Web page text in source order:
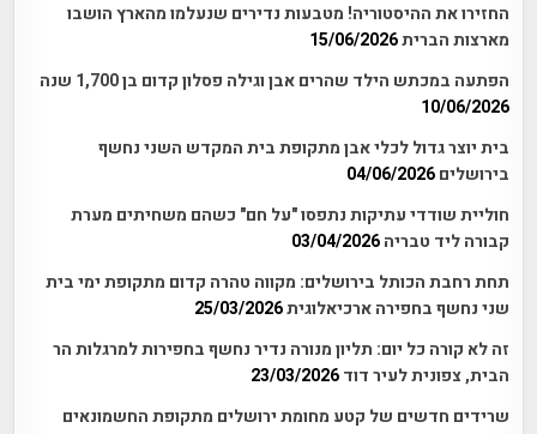
החזירו את ההיסטוריה! מטבעות נדירים שנעלמו מהארץ הושבו
מארצות הברית15/06/2026
הפתעה במכתש הילד שהרים אבן וגילה פסלון קדום בן 1,700 שנה
10/06/2026
בית יוצר גדול לכלי אבן מתקופת בית המקדש השני נחשף
בירושלים 04/06/2026
חוליית שודדי עתיקות נתפסו "על חם" כשהם משחיתים מערת
קבורה ליד טבריה 03/04/2026
תחת רחבת הכותל בירושלים: מקווה טהרה קדום מתקופת ימי בית
שני נחשף בחפירה ארכיאלוגית25/03/2026
זה לא קורה כל יום: תליון מנורה נדיר נחשף בחפירות למרגלות הר
הבית, צפונית לעיר דוד 23/03/2026
שרידים חדשים של קטע מחומת ירושלים מתקופת החשמונאים